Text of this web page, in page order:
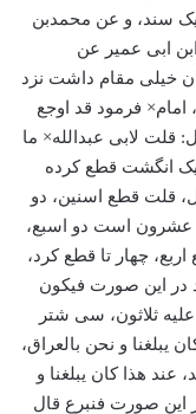
سند، و عن محمد‌بن
ابی عمیر عن
خیلی مقام داشت نزد
فرمود قد اوجع
قلت لابی عبدالله× ما
انگشت قطع کرده
قلت قطع اسنین، دو
عشرون است دو اسبع،
چهار تا قطع کرد،
این صورت فیکون
ثلاثون، سی شتر
و نحن بالعراق،
هذا کان یبلغنا و
این صورت فنبرع قال